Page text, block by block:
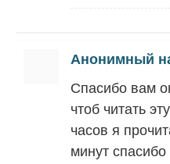
Анонимный
Спасибо вам
чтоб читать
часов я
минут